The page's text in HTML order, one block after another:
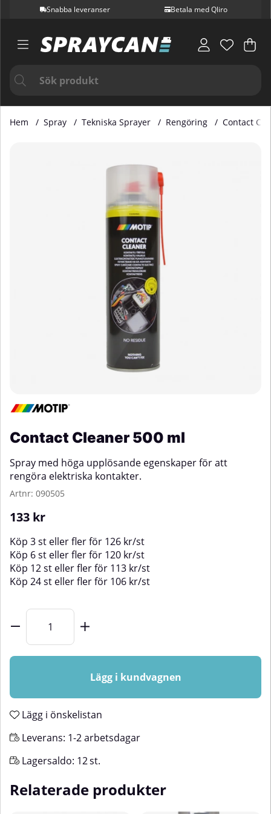
Snabba leveranser Betala med Qliro
.
Hem Spray Tekniska Sprayer Rengöring Contact
Contact Cleaner 500 ml
Spray med höga upplösande egenskaper för att
rengöra elektriska kontakter.
Artnr: 090505
133 kr
Köp 3 st eller fler för 126 kr/st
Köp 6 st eller fler för 120 kr/st
Köp 12 st eller fler för 113 kr/st
Köp 24 st eller fler för 106 kr/st
Lägg i kundvagnen
Lägg i önskelistan
Leverans: 1-2 arbetsdagar
Lagersaldo: 12st.
Relaterade produkter